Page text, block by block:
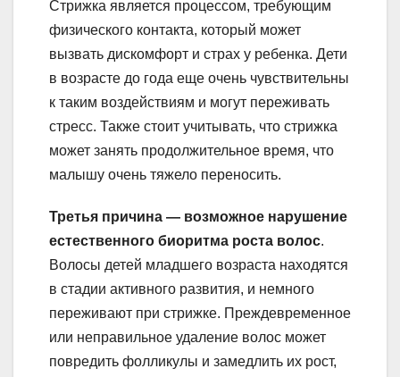
Стрижка является процессом, требующим
физического контакта, который может
вызвать дискомфорт и страх у ребенка. Дети
в возрасте до года еще очень чувствительны
к таким воздействиям и могут переживать
стресс. Также стоит учитывать, что стрижка
может занять продолжительное время, что
малышу очень тяжело переносить.
Третья причина — возможное нарушение
естественного биоритма роста волос.
Волосы детей младшего возраста находятся
в стадии активного развития, и немного
переживают при стрижке. Преждевременное
или неправильное удаление волос может
повредить фолликулы и замедлить их рост,